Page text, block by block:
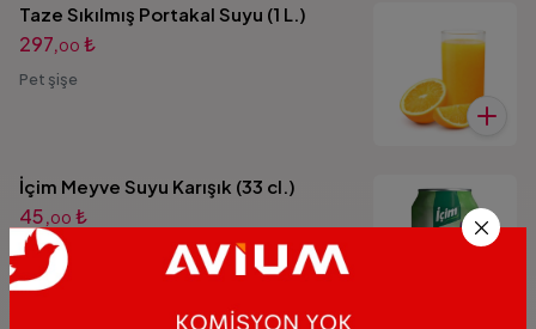
Taze Sıkılmış Portakal Suyu (1 L.)
297,00 ₺
Pet şişe
İçim Meyve Suyu Karışık (33 cl.)
45,00 ₺
Kutu içecek